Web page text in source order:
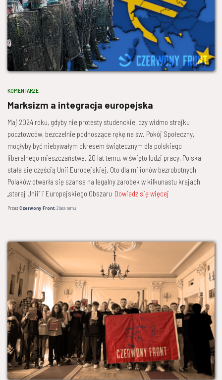
KOMENTARZE
Marksizm a integracja europejska
Maj 2024 roku, gdyby nie protesty studenckie, czy widmo strajku
pocztowców, bezczelnie podnoszące rękę na św. Pokój Społeczny,
mogłyby być niebywałym okresem świątecznym dla polskiego
liberalnego mieszczaństwa. 20 lat temu, w święto ludzi pracy, Polska
stała się częścią Unii Europejskiej. Oto dla milionów bezrobotnych
Polaków otwarła się szansa na legalny zarobek w kilkunastu krajach
„starej Unii” i Europejskiego Obszaru Dowiedz się więcej
PrzezCzerwony Front,2 latatemu